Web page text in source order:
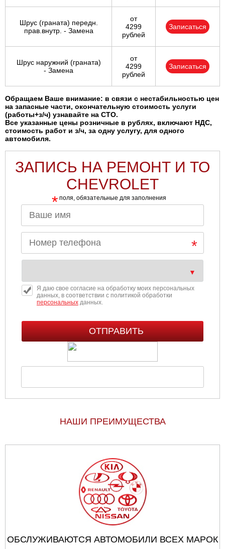
Шрус (граната) передн.
прав.внутр. - Замена
от
4299
рублей
Записаться
Шрус наружний (граната)
- Замена
от
4299
рублей
Записаться
Обращаем Ваше внимание: в связи с нестабильностью цен
на запасные части, окончательную стоимость услуги
(работы+з/ч) узнавайте на СТО.
Все указанные цены розничные в рублях, включают НДС,
стоимость работ и з/ч, за одну услугу, для одного
автомобиля.
ЗАПИСЬ НА РЕМОНТ И ТО
CHEVROLET
* поля, обязательные для заполнения
Я даю свое согласие на обработку моих персональных
данных, в соответствии с политикой обработки
персональныхданных.
НАШИ ПРЕИМУЩЕСТВА
ОБСЛУЖИВАЮТСЯ АВТОМОБИЛИ ВСЕХ МАРОК